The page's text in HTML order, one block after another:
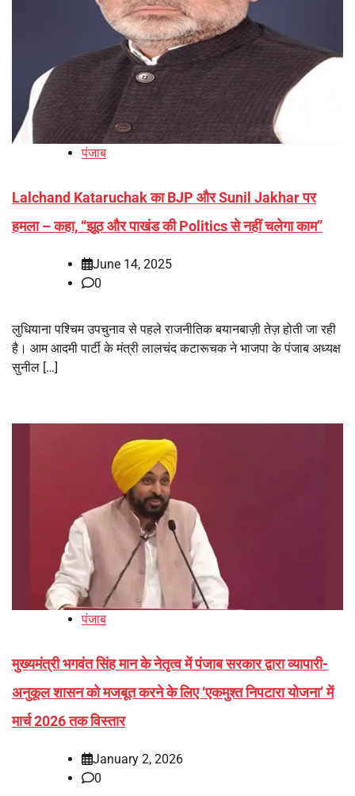
पंजाब
Lalchand Kataruchak का BJP और Sunil Jakhar पर
हमला – कहा, “झूठ और पाखंड की Politics से नहीं चलेगा काम”
June 14, 2025
0
लुधियाना पश्चिम उपचुनाव से पहले राजनीतिक बयानबाज़ी तेज़ होती जा रही
है। आम आदमी पार्टी के मंत्री लालचंद कटारूचक ने भाजपा के पंजाब अध्यक्ष
सुनील […]
पंजाब
मुख्यमंत्री भगवंत सिंह मान के नेतृत्व में पंजाब सरकार द्वारा व्यापारी-
अनुकूल शासन को मजबूत करने के लिए ‘एकमुश्त निपटारा योजना’ में
मार्च 2026 तक विस्तार
January 2, 2026
0